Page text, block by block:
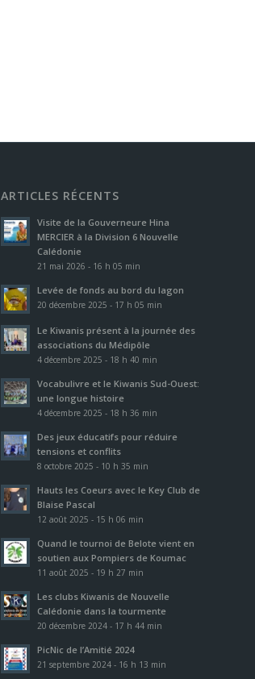
ARTICLES RÉCENTS
Visite de la Gouverneure Hina
MERCIER à la Division 6 Nouvelle
Calédonie
21 mai 2026 - 16 h 05 min
Levée de fonds au bord du lagon
20 décembre 2025 - 17 h 05 min
Le Kiwanis présent à la journée des
associations du Médipôle
4 décembre 2025 - 18 h 40 min
Vocabulivre et le Kiwanis Sud-Ouest:
une longue histoire
4 décembre 2025 - 18 h 36 min
Des jeux éducatifs pour réduire
tensions et conflits
8 octobre 2025 - 10 h 35 min
Hauts les Coeurs avec le Key Club de
Blaise Pascal
12 août 2025 - 15 h 06 min
Quand le tournoi de Belote vient en
soutien aux Pompiers de Koumac
11 août 2025 - 19 h 27 min
Les clubs Kiwanis de Nouvelle
Calédonie dans la tourmente
20 décembre 2024 - 17 h 44 min
PicNic de l’Amitié 2024
21 septembre 2024 - 16 h 13 min